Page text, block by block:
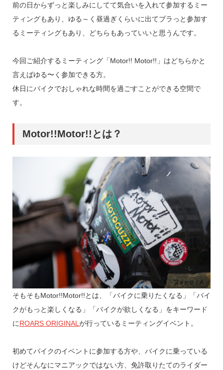
前の日からずっと楽しみにしてて気合いを入れて参加するミー
ティングもあり、ゆる～く昼過ぎくらいに出てブラっと参加す
るミーティングもあり、どちらもあっていいと思うんです。
今回ご紹介するミーティング「Motor!! Motor!!」はどちらかと
言えばゆる〜く参加できる方。
休日にバイクでおしゃれな時間を過ごすことができる空間で
す。
Motor!!Motor!!とは？
そもそもMotor!!Motor!!とは、「バイクに乗りたくなる」「バイ
クがもっと楽しくなる」「バイクが欲しくなる」をキーワード
にROARS ORIGINALが行っているミーティングイベント。
初めてバイクのイベントに参加する方や、バイクに乗っている
けどそんなにマニアックではない方、免許取りたてのライダー